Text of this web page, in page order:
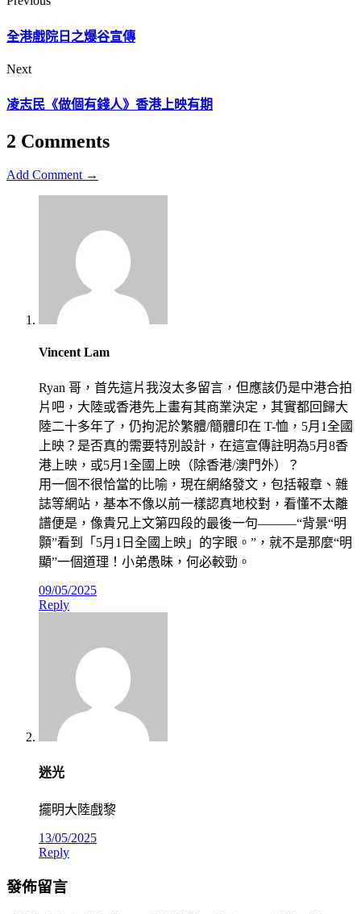
全港戲院日之爆谷宣傳
Next
凌志民《做個有錢人》香港上映有期
2 Comments
Add Comment →
Vincent Lam
Ryan 哥，首先這片我沒太多留言，但應該仍是中港合拍
片吧，大陸或香港先上畫有其商業決定，其實都回歸大
陸二十多年了，仍拘泥於繁體/簡體印在 T-恤，5月1全國
上映？是否真的需要特別設計，在這宣傳註明為5月8香
港上映，或5月1全國上映（除香港/澳門外）？
用一個不很恰當的比喻，現在網絡發文，包括報章、雜
誌等網站，基本不像以前一樣認真地校對，看懂不太離
譜便是，像貴兄上文第四段的最後一句———“背景“明
顥”看到「5月1日全國上映」的字眼。”，就不是那麼“明
顯”一個道理！小弟愚昧，何必較勁。
09/05/2025
Reply
迷光
擺明大陸戲黎
13/05/2025
Reply
發佈留言